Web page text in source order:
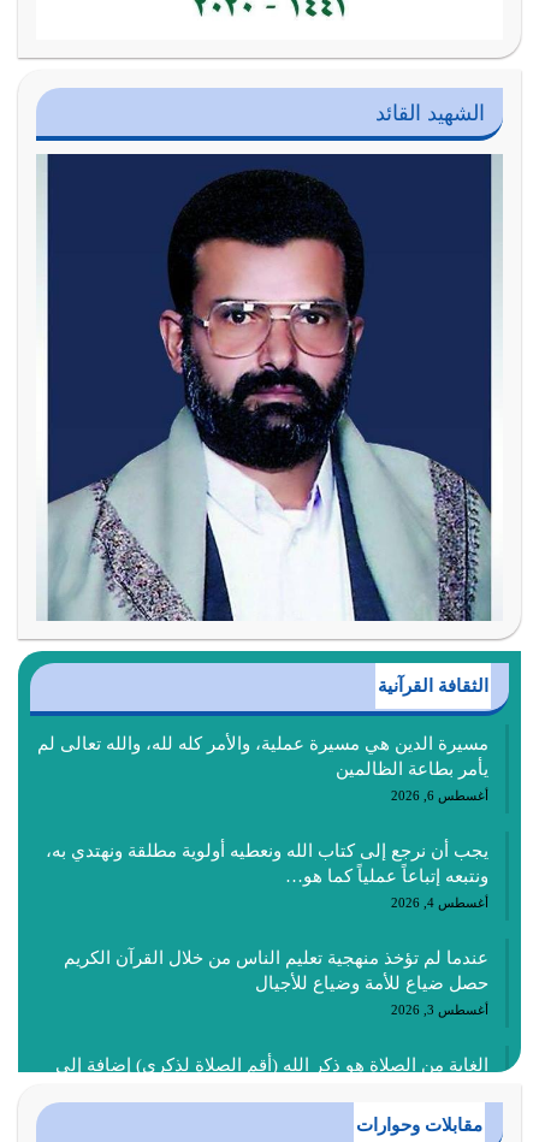
الشهيد القائد
الثقافة القرآنية
مسيرة الدين هي مسيرة عملية، والأمر كله لله، والله تعالى لم
يأمر بطاعة الظالمين
أغسطس 6, 2026
يجب أن نرجع إلى كتاب الله ونعطيه أولوية مطلقة ونهتدي به،
ونتبعه إتباعاً عملياً كما هو…
أغسطس 4, 2026
عندما لم تؤخذ منهجية تعليم الناس من خلال القرآن الكريم
حصل ضياع للأمة وضياع للأجيال
أغسطس 3, 2026
الغاية من الصلاة هو ذكر الله (أقم الصلاة لذكري) إضافة إلى
أغسطس 2, 2026
مقابلات وحوارات